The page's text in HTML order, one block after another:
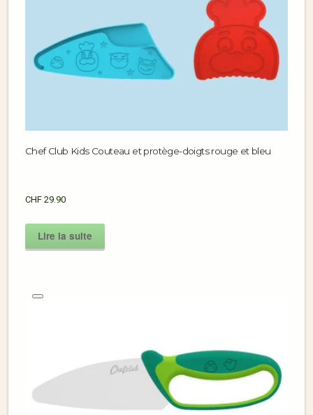
Chef Club Kids Couteau et protège-doigts rouge et bleu
CHF 29.90
Lire la suite